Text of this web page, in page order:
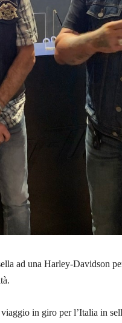
ad una Harley-Davidson
in giro per l’Italia in